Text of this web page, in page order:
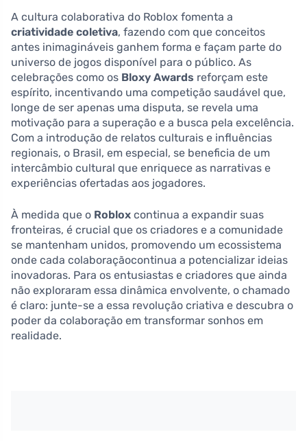
A cultura colaborativa do Roblox fomenta a
criatividade coletiva, fazendo com que conceitos
antes inimagináveis ganhem forma e façam parte do
universo de jogos disponível para o público. As
celebrações como os Bloxy Awards reforçam este
espírito, incentivando uma competição saudável que,
longe de ser apenas uma disputa, se revela uma
motivação para a superação e a busca pela excelência.
Com a introdução de relatos culturais e influências
regionais, o Brasil, em especial, se beneficia de um
intercâmbio cultural que enriquece as narrativas e
experiências ofertadas aos jogadores.
À medida que o Roblox continua a expandir suas
fronteiras, é crucial que os criadores e a comunidade
se mantenham unidos, promovendo um ecossistema
onde cada colaboraçãocontinua a potencializar ideias
inovadoras. Para os entusiastas e criadores que ainda
não exploraram essa dinâmica envolvente, o chamado
é claro: junte-se a essa revolução criativa e descubra o
poder da colaboração em transformar sonhos em
realidade.